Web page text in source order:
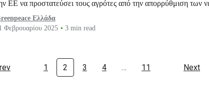
ΕΕ να προστατεύσει τους αγρότες από την απορρύθμιση των
Ελλάδα
Φεβρουαρίου 2025
3 min read
1 2 3 4 … 11 Next